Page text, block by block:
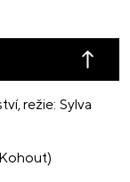
režie: Sylva